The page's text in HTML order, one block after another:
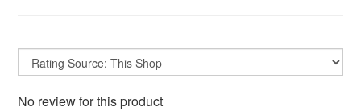
No review for this product